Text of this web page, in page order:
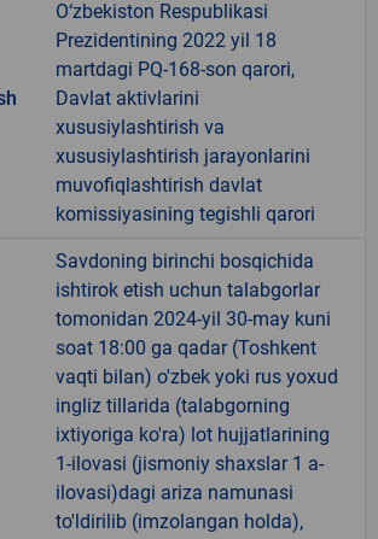
O‘zbekiston Respublikasi
Prezidentining 2022 yil 18
martdagi PQ-168-son qarori,
Davlat aktivlarini
xususiylashtirish va
xususiylashtirish jarayonlarini
muvofiqlashtirish davlat
komissiyasining tegishli qarori
Savdoning birinchi bosqichida
ishtirok etish uchun talabgorlar
tomonidan 2024-yil 30-may kuni
soat 18:00 ga qadar (Toshkent
vaqti bilan) o'zbek yoki rus yoxud
ingliz tillarida (talabgorning
ixtiyoriga ko'ra) lot hujjatlarining
1-ilovasi (jismoniy shaxslar 1 a-
ilovasi)dagi ariza namunasi
to'ldirilib (imzolangan holda),